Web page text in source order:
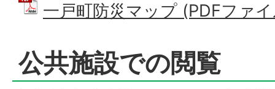
一戸町防災マップ (PDFファ
公共施設での閲覧